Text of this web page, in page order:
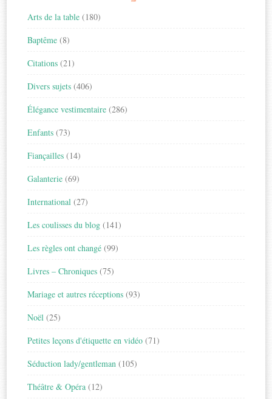
Arts de la table (180)
Baptême (8)
Citations (21)
Divers sujets (406)
Élégance vestimentaire (286)
Enfants (73)
Fiançailles (14)
Galanterie (69)
International (27)
Les coulisses du blog (141)
Les règles ont changé (99)
Livres – Chroniques (75)
Mariage et autres réceptions (93)
Noël (25)
Petites leçons d'étiquette en vidéo (71)
Séduction lady/gentleman (105)
Théâtre & Opéra (12)